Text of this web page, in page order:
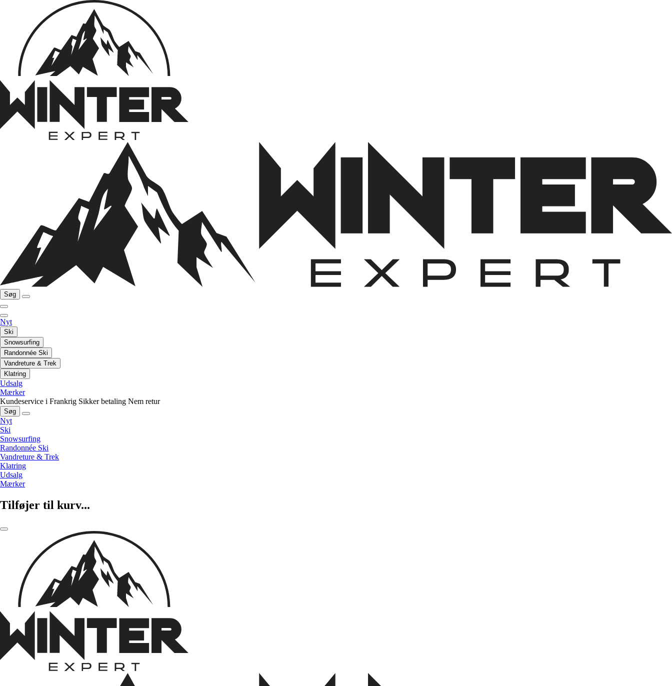
Søg
Nyt
Ski
Snowsurfing
Randonnée Ski
Vandreture & Trek
Klatring
Udsalg
Mærker
Kundeservice i Frankrig Sikker betaling Nem retur
Søg
Nyt
Ski
Snowsurfing
Randonnée Ski
Vandreture & Trek
Klatring
Udsalg
Mærker
Tilføjer til kurv...